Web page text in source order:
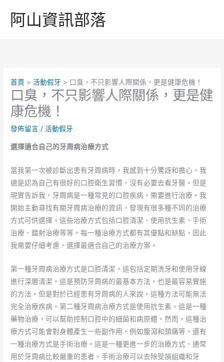
阿山資訊部落
首頁 活動假牙 口臭，不只影響人際關係，更是健康危機！
口臭，不只影響人際關係，更是健
康危機！
發佈留言 /活動假牙
選擇適合自己的牙周病治療方式
當我第一次被診斷出患有牙周病時，我感到十分驚訝和擔心。我
總是認為自己有很好的口腔衛生習慣，沒有必要去看牙醫。但是
現實告訴我，牙周病是一種常見的口腔疾病，需要進行治療。我
開始主動尋找有關牙周病治療的資訊，發現有很多種不同的治療
方式可供選擇。這些治療方式包括口腔清潔、使用抗生素、手術
治療、鐳射治療等等。每一種治療方式都有其優點和缺點，因此
我需要仔細考慮，選擇最適合自己的治療方案。
第一種牙周病治療方式是口腔清潔。這包括定期洗牙和使用牙線
進行深層清潔。這是預防牙周病的最基本方法，也是最容易實施
的方法。但是對於已經患有牙周病的人來說，這種方法可能無法
完全治療疾病。第二種牙周病治療方式是使用抗生素。這是一種
藥物治療，可以幫助控制口腔中的細菌和病原體。然而，這種治
療方式可能會對身體產生一些副作用，例如腹瀉和頭痛等。還有
一種治療方式是手術治療。這是一種更進一步的治療方式，通常
用於牙周病比較嚴重的患者。手術治療可以去除受損組織和牙